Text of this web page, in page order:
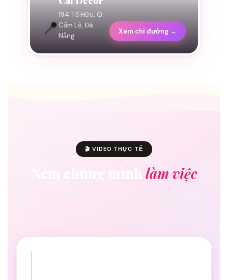
📍
194 Tố Hữu, Q.
Cẩm Lệ, Đà
Nẵng
Xem chỉ đường →
🎬 VIDEO THỰC TẾ
Xem chúng mình làm việc